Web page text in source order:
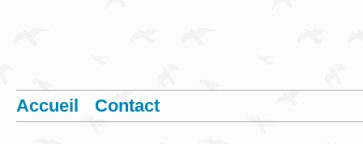
Accueil Contact